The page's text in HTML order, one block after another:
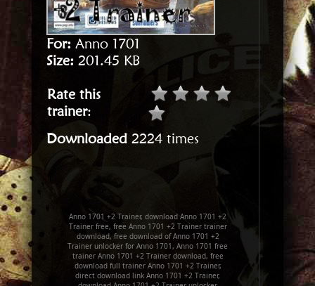
For: Anno 1701
Size: 201.45 KB
Rate this
trainer:
Downloaded 2224 times
Anno 1701 +2 Trainer, download Anno 1701 +2
Trainer free, free Anno 1701 +2 Trainer trainer
download, free download of Anno 1701 +2
Trainer unlocker for Anno 1701, Anno 1701 free
trainer Anno 1701 +2 Trainer download, free
download full trainer Anno 1701 +2 Trainer,
direct download link Anno 1701 +2 Trainer,